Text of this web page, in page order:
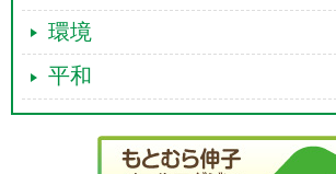
環境
平和